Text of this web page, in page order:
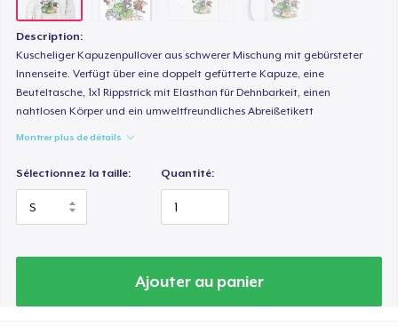
Description:
Kuscheliger Kapuzenpullover aus schwerer Mischung mit gebürsteter
Innenseite. Verfügt über eine doppelt gefütterte Kapuze, eine
Beuteltasche, 1x1 Rippstrick mit Elasthan für Dehnbarkeit, einen
nahtlosen Körper und ein umweltfreundliches Abreißetikett
Montrer plus de détails
Sélectionnez la taille: Quantité:
Ajouter au panier